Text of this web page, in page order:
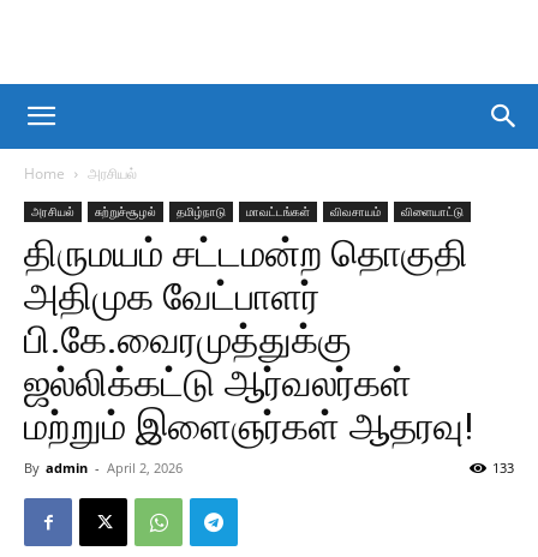
Home அரசியல்
அரசியல் சுற்றுச்சூழல் தமிழ்நாடு மாவட்டங்கள் விவசாயம் விளையாட்டு
திருமயம் சட்டமன்ற தொகுதி
அதிமுக வேட்பாளர்
பி.கே.வைரமுத்துக்கு
ஜல்லிக்கட்டு ஆர்வலர்கள்
மற்றும் இளைஞர்கள் ஆதரவு!
By admin - April 2, 2026 133